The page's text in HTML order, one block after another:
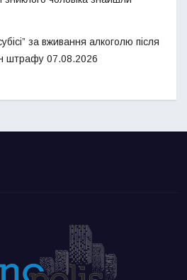
за вживання алкоголю після
штрафу 07.08.2026